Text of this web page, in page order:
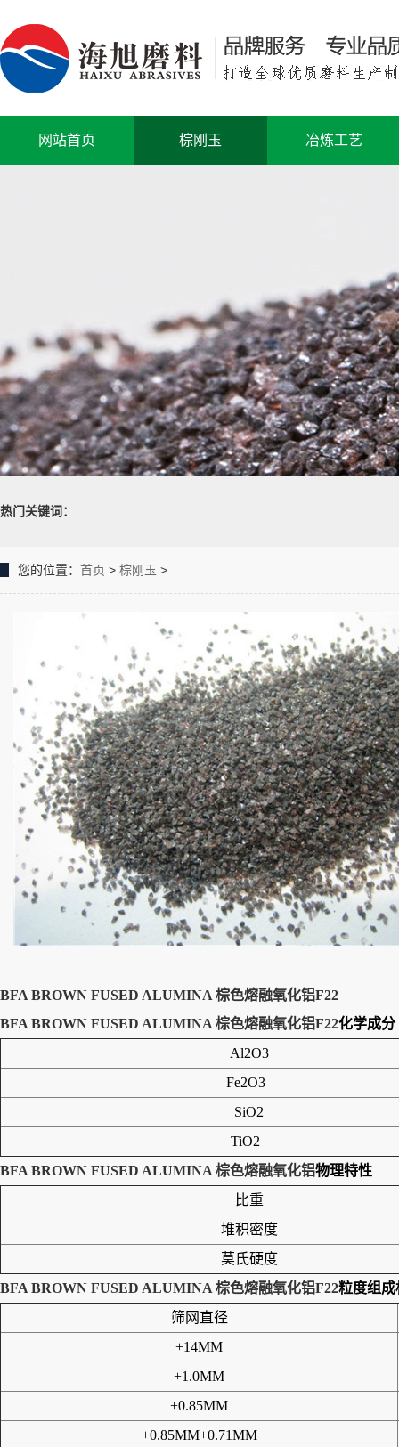
网站首页 棕刚玉 冶炼工艺
热门关键词：
您的位置： 首页 > 棕刚玉 >
BFA BROWN FUSED ALUMINA 棕色熔融氧化铝F22
BFA BROWN FUSED ALUMINA 棕色熔融氧化铝F22化学成分
Al2O3
Fe2O3
SiO2
TiO2
BFA BROWN FUSED ALUMINA 棕色熔融氧化铝物理特性
比重
堆积密度
莫氏硬度
BFA BROWN FUSED ALUMINA 棕色熔融氧化铝F22粒度组成
筛网直径
+14MM
+1.0MM
+0.85MM
+0.85MM+0.71MM